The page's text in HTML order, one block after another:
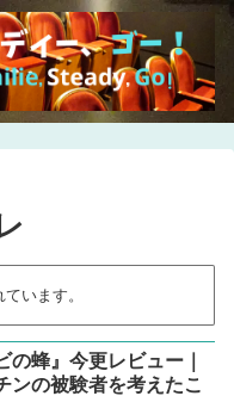
います。
の蜂』今更レビュー｜
ンの被験者を考えたこ